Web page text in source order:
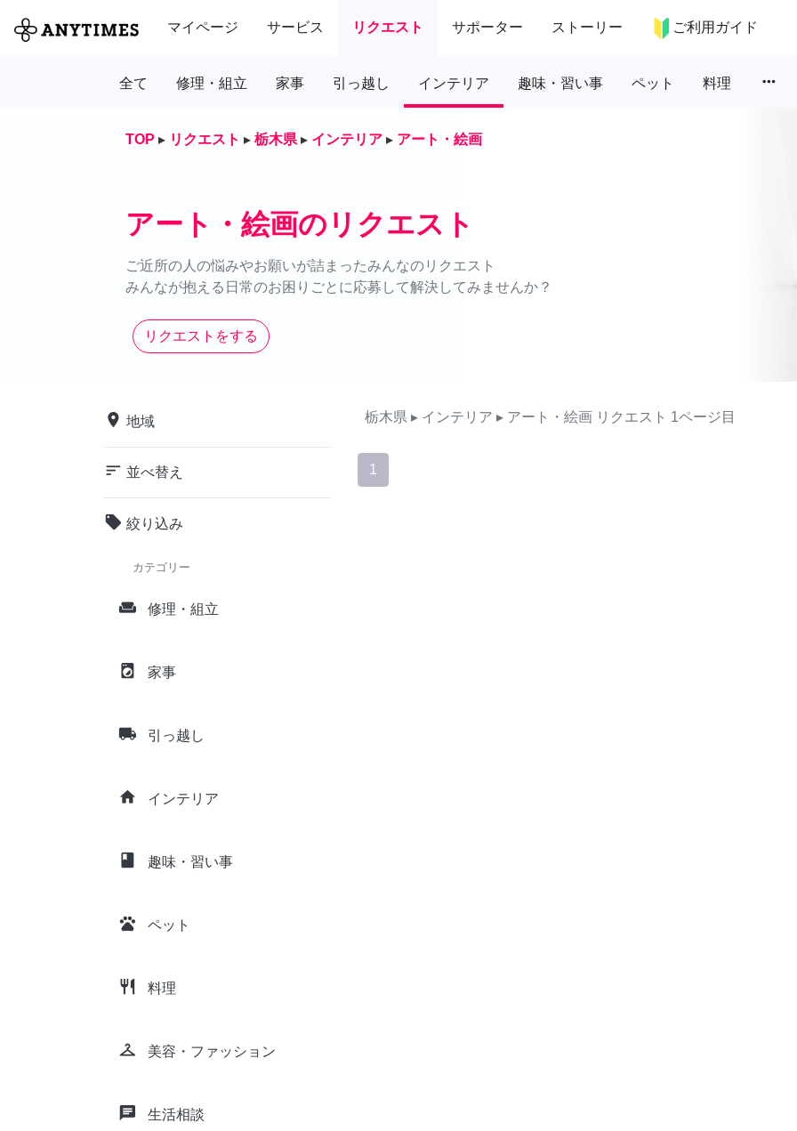
マイページ サービス リクエスト サポーター ストーリー ご利用ガイド
全て 修理・組立 家事 引っ越し インテリア 趣味・習い事 ペット 料理 more_horiz
TOP ▸ リクエスト ▸ 栃木県 ▸ インテリア ▸ アート・絵画
アート・絵画のリクエスト
ご近所の人の悩みやお願いが詰まったみんなのリクエスト
みんなが抱える日常のお困りごとに応募して解決してみませんか？
リクエストをする
place 地域
sort 並べ替え
local_offer 絞り込み
カテゴリー
weekend 修理・組立
local_laundry_service 家事
local_shipping 引っ越し
home インテリア
class 趣味・習い事
pets ペット
restaurant 料理
checkroom 美容・ファッション
chat 生活相談
栃木県 ▸ インテリア ▸ アート・絵画 リクエスト 1ページ目
1